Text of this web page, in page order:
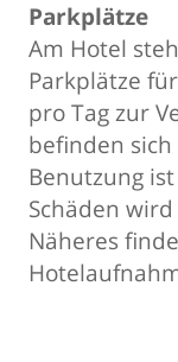
Parkplätze
Am Hotel
Parkplätze
pro Tag zur
befinden
Benutzung
Schäden
Näheres